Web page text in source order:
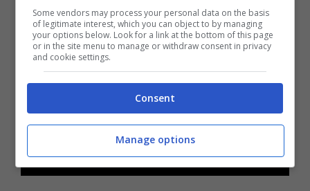
Some vendors may process your personal data on the basis
of legitimate interest, which you can object to by managing
your options below. Look for a link at the bottom of this page
or in the site menu to manage or withdraw consent in privacy
and cookie settings.
Consent
Manage options